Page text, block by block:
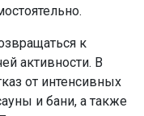
к
активности. В
от интенсивных
и бани, а также